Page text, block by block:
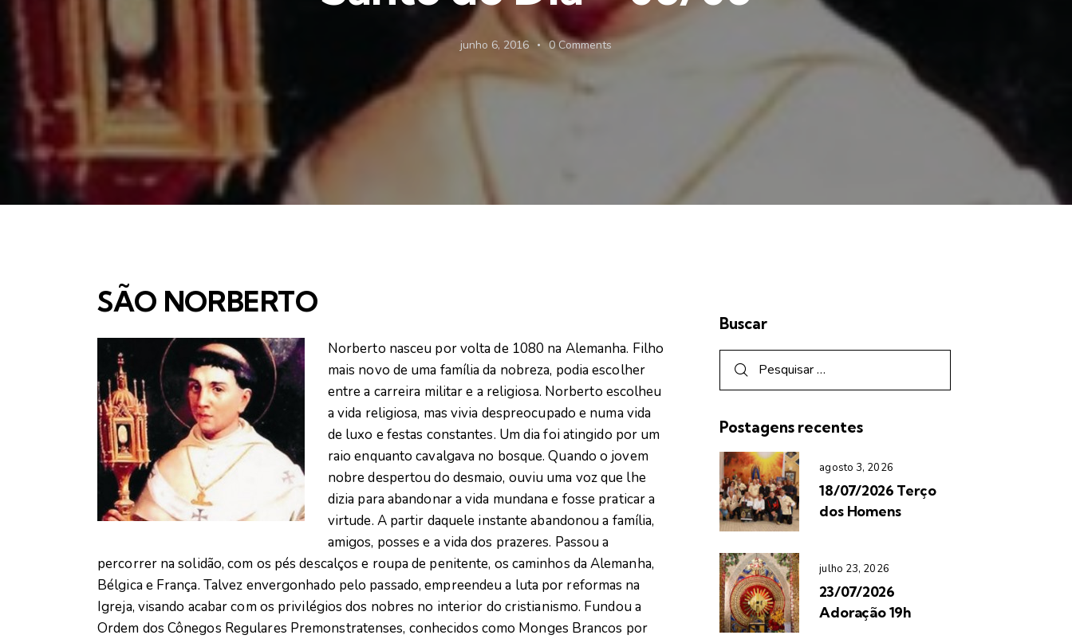
junho 6, 2016 0 Comments
SÃO NORBERTO
Norberto nasceu por volta de 1080 na Alemanha. Filho
mais novo de uma família da nobreza, podia escolher
entre a carreira militar e a religiosa. Norberto escolheu
a vida religiosa, mas vivia despreocupado e numa vida
de luxo e festas constantes. Um dia foi atingido por um
raio enquanto cavalgava no bosque. Quando o jovem
nobre despertou do desmaio, ouviu uma voz que lhe
dizia para abandonar a vida mundana e fosse praticar a
virtude. A partir daquele instante abandonou a família,
amigos, posses e a vida dos prazeres. Passou a
percorrer na solidão, com os pés descalços e roupa de penitente, os caminhos da Alemanha,
Bélgica e França. Talvez envergonhado pelo passado, empreendeu a luta por reformas na
Igreja, visando acabar com os privilégios dos nobres no interior do cristianismo. Fundou a
Ordem dos Cônegos Regulares Premonstratenses, conhecidos como Monges Brancos por
Buscar
Postagens recentes
agosto 3, 2026
18/07/2026 Terço
dos Homens
julho 23, 2026
23/07/2026
Adoração 19h